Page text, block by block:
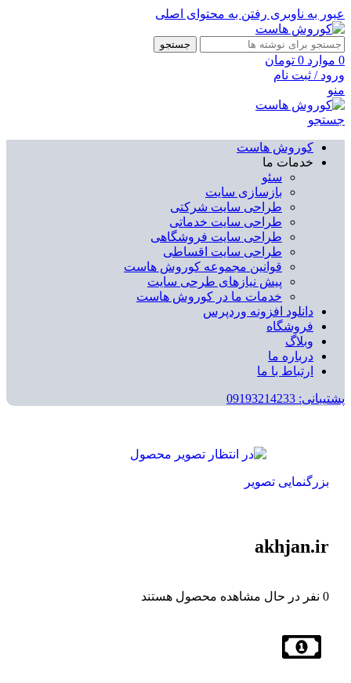
عبور به ناوبری رفتن به محتوای اصلی
جستجو
0 موارد 0 تومان
ورود / ثبت نام
منو
جستجو
کوروش هاست
خدمات ما
سئو
بازسازی سایت
طراحی سایت شرکتی
طراحی سایت خدماتی
طراحی سایت فروشگاهی
طراحی سایت اقساطی
قوانین مجموعه کوروش هاست
پیش نیازهای طرحی سایت
خدمات ما در کوروش هاست
دانلود افزونه وردپرس
فروشگاه
وبلاگ
درباره ما
ارتباط با ما
پشتیبانی: 09193214233
بزرگنمایی تصویر
akhjan.ir
0 نفر در حال مشاهده محصول هستند